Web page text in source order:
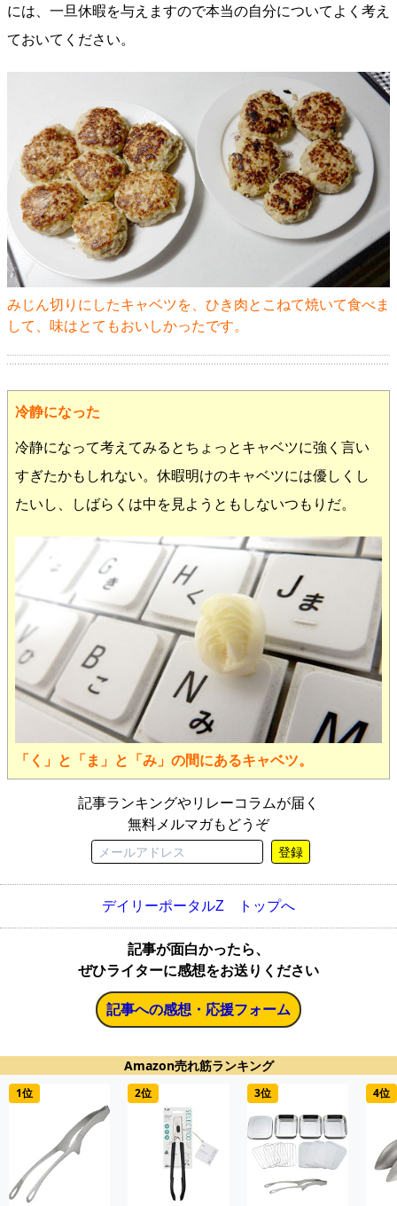
には、一旦休暇を与えますので本当の自分についてよく考え
ておいてください。
みじん切りにしたキャベツを、ひき肉とこねて焼いて食べま
して、味はとてもおいしかったです。
冷静になった
冷静になって考えてみるとちょっとキャベツに強く言い
すぎたかもしれない。休暇明けのキャベツには優しくし
たいし、しばらくは中を見ようともしないつもりだ。
「く」と「ま」と「み」の間にあるキャベツ。
記事ランキングやリレーコラムが届く
無料メルマガもどうぞ
登録
デイリーポータルZ トップへ
記事が面白かったら、
ぜひライターに感想をお送りください
記事への感想・応援フォーム
Amazon売れ筋ランキング
1位 2位 3位 4位